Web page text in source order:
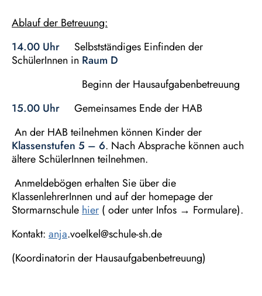
Ablauf der Betreuung:
14.00 Uhr Selbstständiges Einfinden der
SchülerInnen in Raum D
Beginn der Hausaufgabenbetreuung
15.00 Uhr Gemeinsames Ende der HAB
An der HAB teilnehmen können Kinder der
Klassenstufen 5 – 6. Nach Absprache können auch
ältere SchülerInnen teilnehmen.
Anmeldebögen erhalten Sie über die
KlassenlehrerInnen und auf der homepage der
Stormarnschule hier ( oder unter Infos → Formulare).
Kontakt: anja.voelkel@schule-sh.de
(Koordinatorin der Hausaufgabenbetreuung)